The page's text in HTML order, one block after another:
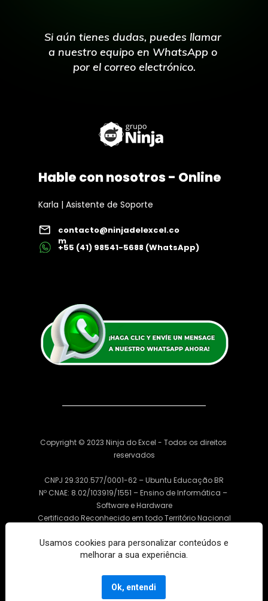
Copyright © 2023 Ninja do Excel - Todos os direitos
reservados
CNPJ 29.320.577/0001-62 – Ubuntu Educação BR
Nº CNAE: 8.02/103919/1551 – Ensino de Informática –
Software e Hardware
Certificado Reconhecido em todo Território Nacional
Microsoft Excel, Microsoft Power BI e outros produtos Office,
são marcas registradas ou marcas comerciais
Si aún tienes dudas, puedes llamar
a nuestro equipo en WhatsApp o
por el correo electrónico.
Hable con nosotros - Online
Karla | Asistente de Soporte
contacto@ninjadelexcel.co
m
+55 (41) 98541-5688 (WhatsApp)
Usamos cookies para personalizar conteúdos e
melhorar a sua experiência.
Ok, entendi